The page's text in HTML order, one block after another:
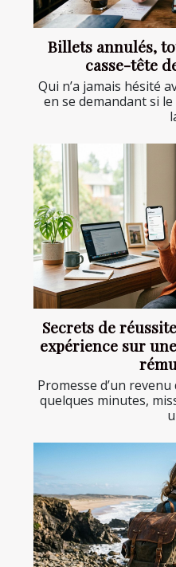
Billets annulés,
casse-tête
Qui n’a jamais hésité
en se demandant si
Secrets de
expérience sur
Promesse d’un
quelques minutes,